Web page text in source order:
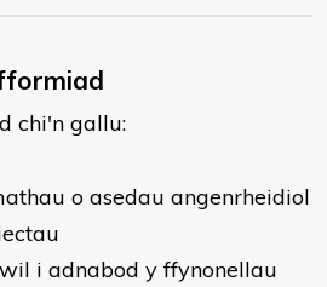
chi'n gallu:
o asedau angenrheidiol
i adnabod y ffynonellau